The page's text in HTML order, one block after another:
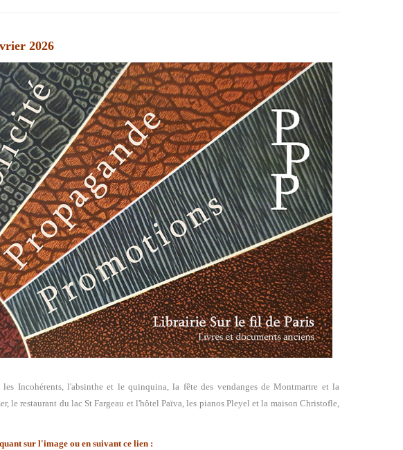
2026
Incohérents,l'absinthe et le quinquina, la fête des vendanges de Montmartre et la
le restaurant du lac St Fargeau et l'hôtel Païva, les pianos Pleyel et la maison Christofle,
sur l'image ou en suivant ce lien :